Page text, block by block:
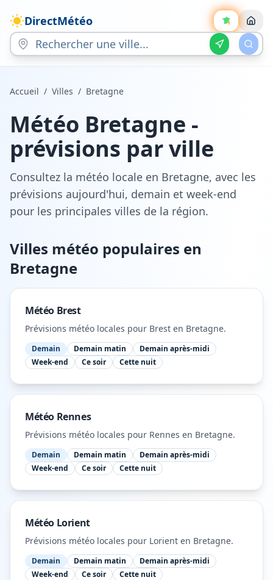
DirectMétéo
Accueil / Villes / Bretagne
Météo Bretagne -
prévisions par ville
Consultez la météo locale en Bretagne, avec les
prévisions aujourd'hui, demain et week-end
pour les principales villes de la région.
Villes météo populaires en
Bretagne
Météo Brest
Prévisions météo locales pour Brest en Bretagne.
Demain Demain matin
Demain après-midi
Week-end
Ce soir Cette nuit
Météo Rennes
Prévisions météo locales pour Rennes en Bretagne.
Demain Demain matin
Demain après-midi
Week-end
Ce soir Cette nuit
Météo Lorient
Prévisions météo locales pour Lorient en Bretagne.
Demain Demain matin
Demain après-midi
Week-end
Ce soir Cette nuit